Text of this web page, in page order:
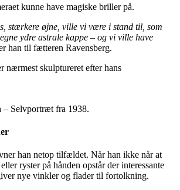
kunne have magiske briller på.
stærkere øjne, ville vi være i stand til, som
ydre astrale kappe – og vi ville have
han til fætteren Ravensberg.
nærmest skulptureret efter hans
– Selvportræt fra 1938.
han netop tilfældet. Når han ikke når at
ryster på hånden opstår der interessante
nye vinkler og flader til fortolkning.